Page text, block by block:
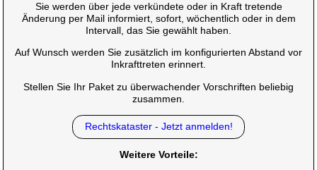
Sie werden über jede verkündete oder in Kraft tretende
Änderung per Mail informiert, sofort, wöchentlich oder in dem
Intervall, das Sie gewählt haben.
Auf Wunsch werden Sie zusätzlich im konfigurierten Abstand vor
Inkrafttreten erinnert.
Stellen Sie Ihr Paket zu überwachender Vorschriften beliebig
zusammen.
Rechtskataster - Jetzt anmelden!
Weitere Vorteile: